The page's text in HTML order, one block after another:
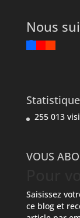
Nous
255 013
VOUS
Saisissez
ce blog et